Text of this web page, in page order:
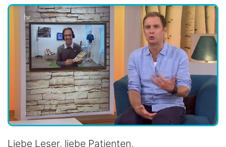
Liebe Leser, liebe Patienten,